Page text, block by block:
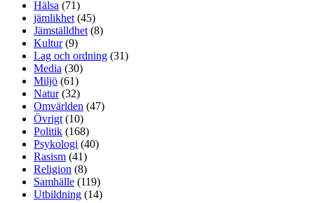
Hälsa (71)
jämlikhet(45)
Jämställdhet(8)
Kultur(9)
Lag och ordning (31)
Media (30)
Miljö (61)
Natur(32)
Omvärlden (47)
Övrigt(10)
Politik (168)
Psykologi (40)
Rasism (41)
Religion (8)
Samhälle (119)
Utbildning (14)